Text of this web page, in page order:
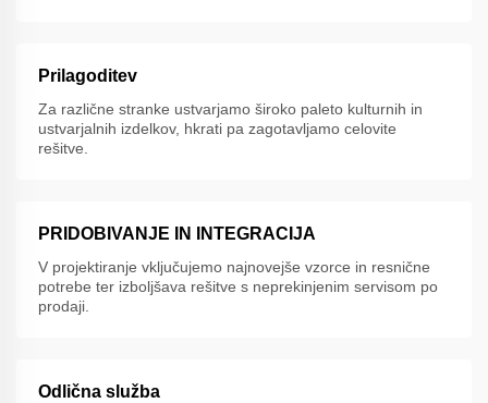
Prilagoditev
Za različne stranke ustvarjamo široko paleto kulturnih in
ustvarjalnih izdelkov, hkrati pa zagotavljamo celovite
rešitve.
PRIDOBIVANJE IN INTEGRACIJA
V projektiranje vključujemo najnovejše vzorce in resnične
potrebe ter izboljšava rešitve s neprekinjenim servisom po
prodaji.
Odlična služba